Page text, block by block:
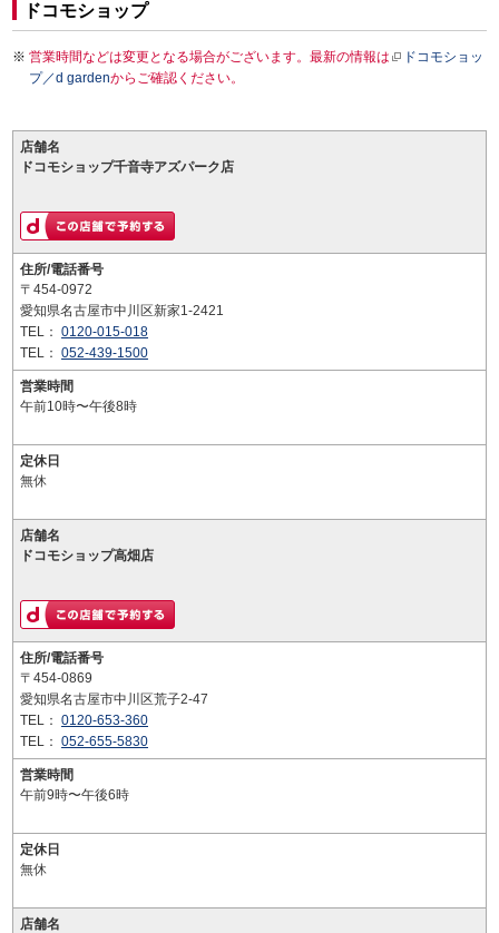
ドコモショップ
営業時間などは変更となる場合がございます。最新の情報は
ドコモショッ
プ／d gardenからご確認ください。
店舗名
ドコモショップ千音寺アズパーク店
住所/電話番号
〒454-0972
愛知県名古屋市中川区新家1-2421
TEL： 0120-015-018
TEL： 052-439-1500
営業時間
午前10時〜午後8時
定休日
無休
店舗名
ドコモショップ高畑店
住所/電話番号
〒454-0869
愛知県名古屋市中川区荒子2-47
TEL： 0120-653-360
TEL： 052-655-5830
営業時間
午前9時〜午後6時
定休日
無休
店舗名